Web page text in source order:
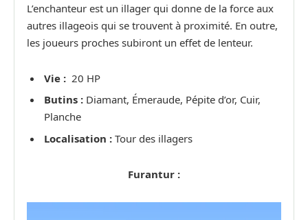
L’enchanteur est un illager qui donne de la force aux
autres illageois qui se trouvent à proximité. En outre,
les joueurs proches subiront un effet de lenteur.
Vie : 20 HP
Butins : Diamant, Émeraude, Pépite d’or, Cuir,
Planche
Localisation : Tour des illagers
Furantur :